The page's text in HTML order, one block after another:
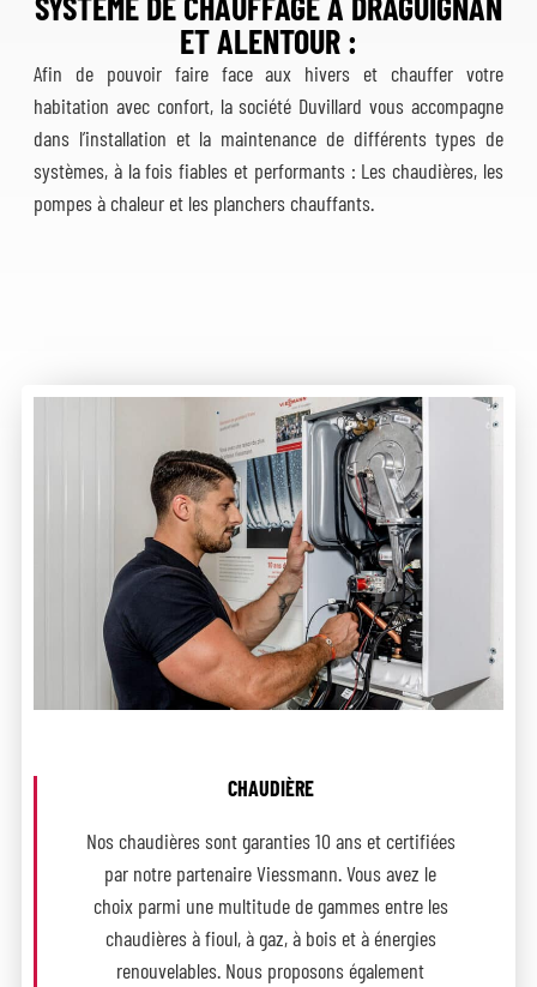
ET ALENTOUR :
Afin de pouvoir faire face aux hivers et chauffer votre
habitation avec confort, la société Duvillard vous accompagne
dans l’installation et la maintenance de différents types de
systèmes, à la fois fiables et performants : Les chaudières, les
pompes à chaleur et les planchers chauffants.
CHAUDIÈRE
Nos chaudières sont garanties 10 ans et certifiées
par notre partenaire Viessmann. Vous avez le
choix parmi une multitude de gammes entre les
chaudières à fioul, à gaz, à bois et à énergies
renouvelables. Nous proposons également